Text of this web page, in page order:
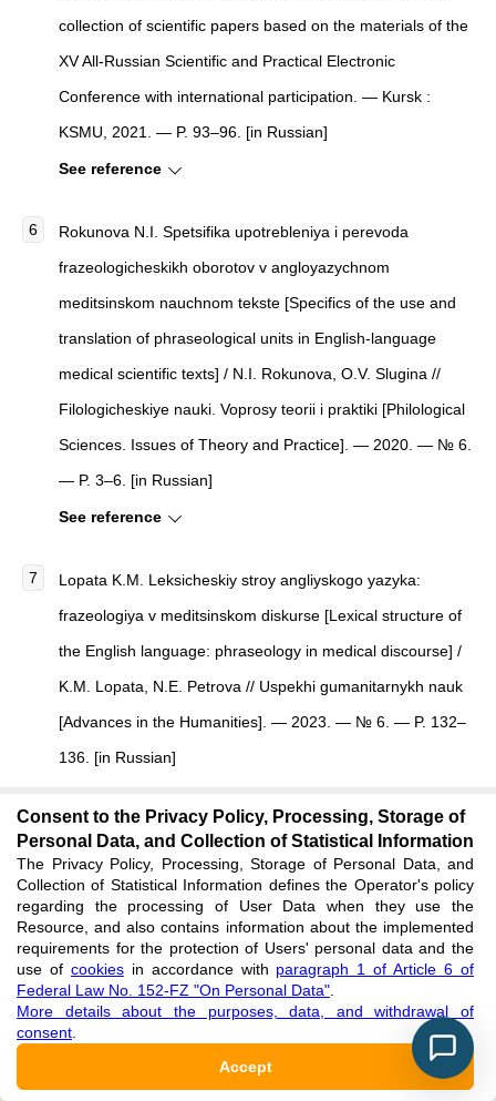
collection of scientific papers based on the materials of the
XV All-Russian Scientific and Practical Electronic
Conference with international participation. — Kursk :
KSMU, 2021. — P. 93–96. [in Russian]
See reference
Rokunova N.I. Spetsifika upotrebleniya i perevoda
frazeologicheskikh oborotov v angloyazychnom
meditsinskom nauchnom tekste [Specifics of the use and
translation of phraseological units in English-language
medical scientific texts] / N.I. Rokunova, O.V. Slugina //
Filologicheskiye nauki. Voprosy teorii i praktiki [Philological
Sciences. Issues of Theory and Practice]. — 2020. — № 6.
— P. 3–6. [in Russian]
See reference
Lopata K.M. Leksicheskiy stroy angliyskogo yazyka:
frazeologiya v meditsinskom diskurse [Lexical structure of
the English language: phraseology in medical discourse] /
K.M. Lopata, N.E. Petrova // Uspekhi gumanitarnykh nauk
[Advances in the Humanities]. — 2023. — № 6. — P. 132–
136. [in Russian]
Rajabov R.R. English medical discourse in the field of
professional communication / R.R. Rajabov // Current
Issues of Linguistics and Lingvodidactics in Modern
Conditions: proceedings of the Republican Scientific and
Practical Conference. — Dushanbe : MGU, 2022. — P.
183–189.
Consent to the Privacy Policy, Processing, Storage of
Personal Data, and Collection of Statistical Information
The Privacy Policy, Processing, Storage of Personal Data, and
Collection of Statistical Information defines the Operator's policy
regarding the processing of User Data when they use the
Resource, and also contains information about the implemented
requirements for the protection of Users' personal data and the
use of cookiesin accordance with paragraph 1 of Article 6 of
Federal Law No. 152-FZ "On Personal Data"
More details about the purposes, data, and withdrawal of
consent
Accept